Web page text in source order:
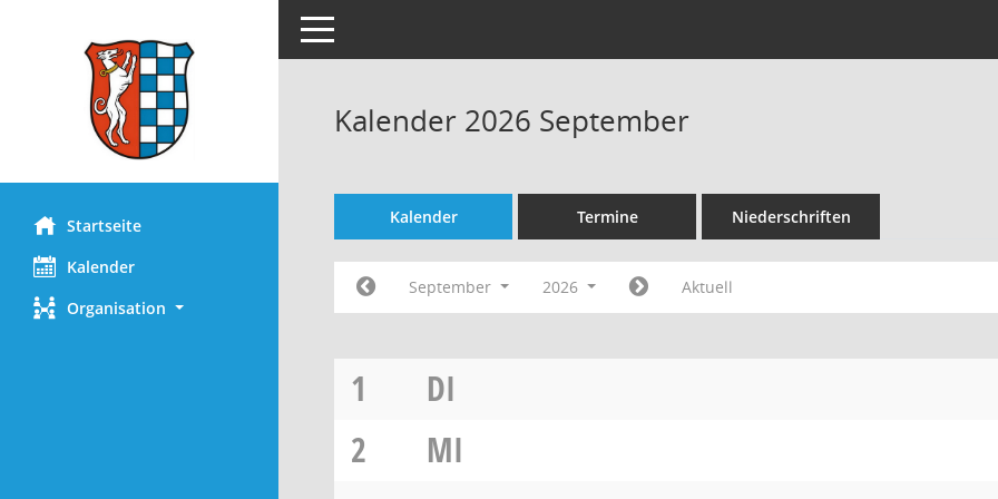
Startseite
Kalender
Organisation
Toggle navigation
Kalender 2026 September
Kalender Termine Niederschriften
September 2026 Aktuell
1
DI
2
MI